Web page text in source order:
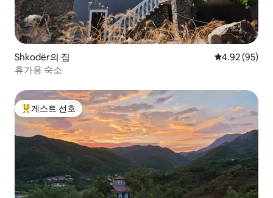
Shkodër의 집 평점 4.92점(5
4.92 (95)
휴가용 숙소
상위 게스트 선호
게스트 선호